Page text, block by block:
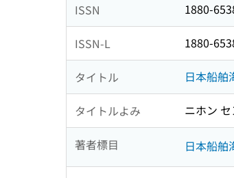
ISSN 1880-
ISSN-L 1880-
タイトル 日本船舶
タイトルよみ ニホン
著者標目 日本船舶